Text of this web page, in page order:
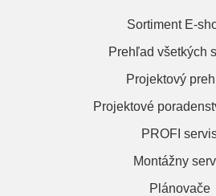
Sortiment E-
Prehľad všetkých
Projektový
Projektové
PROFI
Montážny
Plánovače